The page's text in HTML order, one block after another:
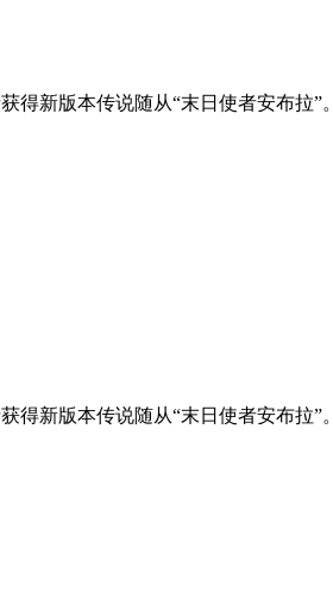
得新版本传说随从“末日使者安布拉”。
得新版本传说随从“末日使者安布拉”。